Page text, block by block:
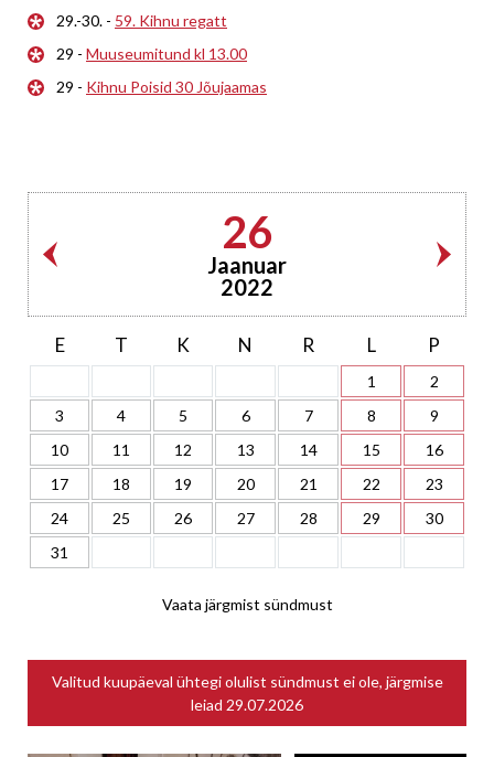
29.-30. - 59. Kihnu regatt
29 - Muuseumitund kl 13.00
29 - Kihnu Poisid 30 Jõujaamas
26
Jaanuar
2022
E T K N R L P
1
2
3
4 5 6 7 8
9
10
11 12 13 14 15
16
17
18 19 20 21 22
23
24
25 26 27 28 29
30
31
Vaata järgmist sündmust
Valitud kuupäeval ühtegi olulist sündmust ei ole, järgmise
leiad 29.07.2026